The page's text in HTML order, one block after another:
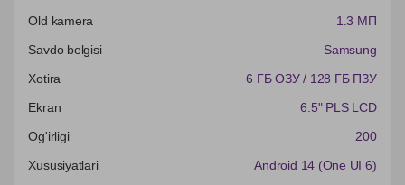
Old kamera
1.3 МП
Savdo belgisi
Samsung
Xotira
6 ГБ ОЗУ / 128 ГБ ПЗУ
Ekran
6.5" PLS LCD
Og'irligi
200
Xususiyatlari
Android 14 (One UI 6)